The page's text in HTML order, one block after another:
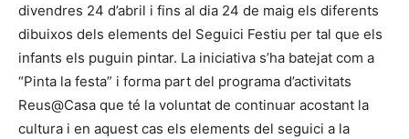
divendres 24 d’abril i fins al dia 24 de maig els diferents
dibuixos dels elements del Seguici Festiu per tal que els
infants els puguin pintar. La iniciativa s’ha batejat com a
“Pinta la festa” i forma part del programa d’activitats
Reus@Casa que té la voluntat de continuar acostant la
cultura i en aquest cas els elements del seguici a la